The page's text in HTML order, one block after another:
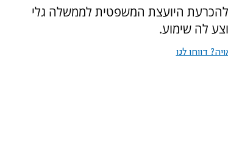
היועצת המשפטית לממשלה גלי
לה שימוע.
דווחו לנו